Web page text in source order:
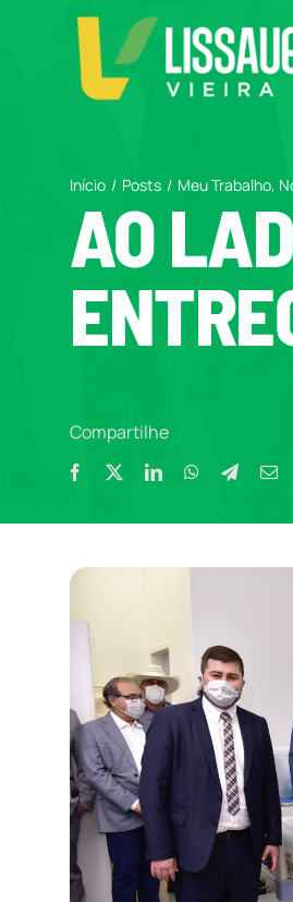
Início Posts Meu Trabalho
AO
Compartilhe